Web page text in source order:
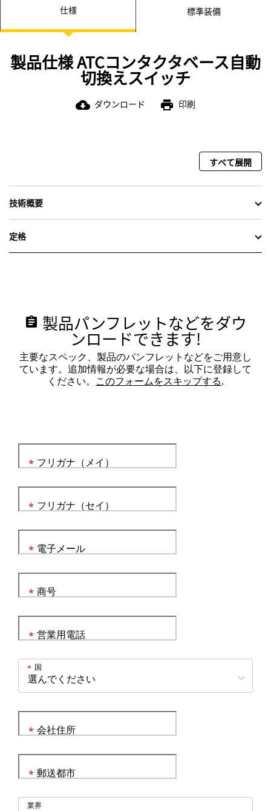
スイッチの位置表示
双方向UL 1008 3ポジションコンタクタ
仕様 標準装備
製品仕様 ATCコンタクタベース自動
切換えスイッチ
cloud_download ダウンロード print 印刷
すべて展開
技術概要
定格
assignment 製品パンフレットなどをダウ
ンロードできます!
主要なスペック、製品のパンフレットなどをご用意し
ています。追加情報が必要な場合は、以下に登録して
ください。 このフォームをスキップする.
フリガナ（メイ）
*
フリガナ（セイ）
*
電子メール
*
商号
*
営業用電話
*
国
*
会社住所
*
郵送都市
*
業界